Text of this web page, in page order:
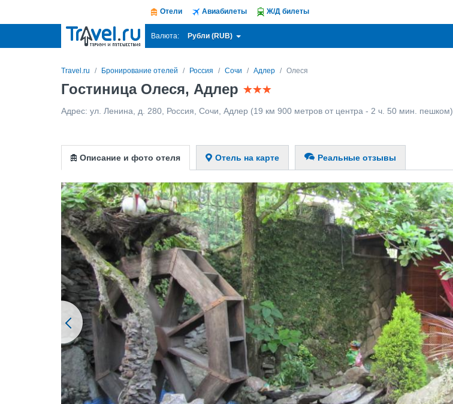
Отели Авиабилеты Ж/Д билеты
Валюта: Рубли (RUB)
Travel.ru Бронирование отелей Россия Сочи Адлер Олеся
Гостиница Олеся, Адлер
Адрес: ул. Ленина, д. 280 Россия Сочи Адлер (19 км 900 метров от центра - 2 ч. 50 мин. пешком)
Описание и фото отеля Отель на карте Реальные отзывы